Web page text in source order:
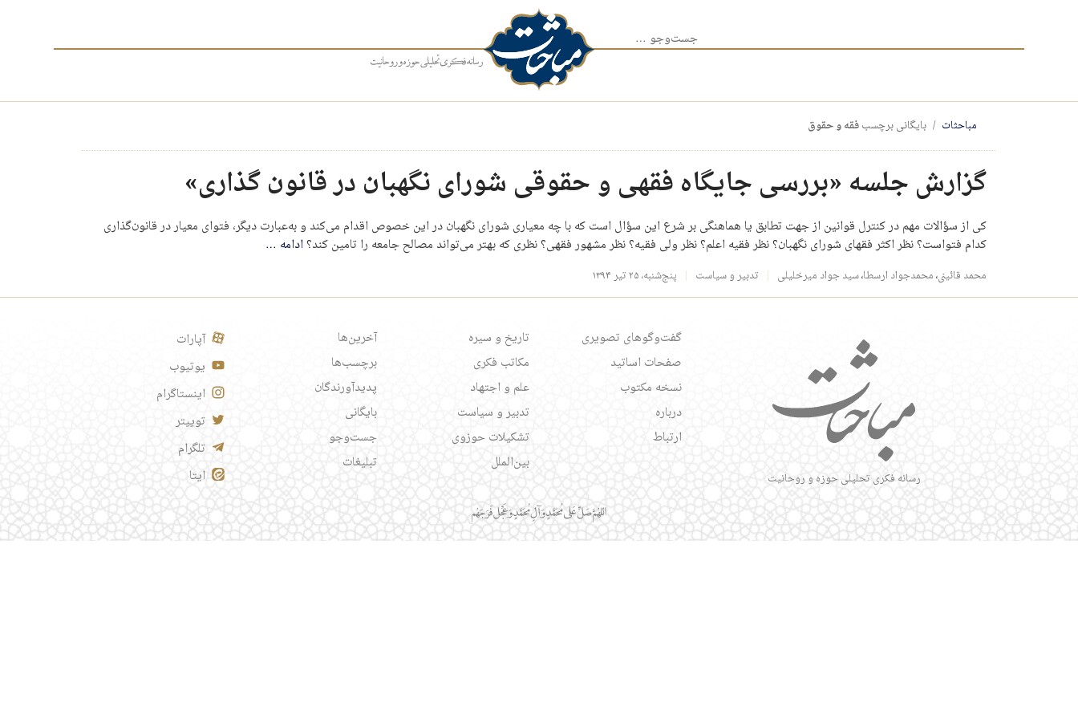
جست‌وجو برای:
مباحثات بایگانی برچسبفقه و حقوق
گزارش جلسه «بررسی جایگاه فقهی و حقوقی شورای نگهبان در قانون گذاری»
کی از سؤالات مهم در کنترل قوانین از جهت تطابق یا هماهنگی بر شرع این سؤال است که با چه معیاری شورای نگهبان در این خصوص اقدام می‌کند و به‌عبارت دیگر، فتوای معیار در قانون‌گذاری
کدام فتواست؟ نظر اکثر فقهای شورای نگهبان؟ نظر فقیه اعلم؟ نظر ولی فقیه؟ نظر مشهور فقهی؟ نظری که بهتر می‌تواند مصالح جامعه را تامین کند؟ادامه …
محمد قائینی،محمدجواد ارسطا،سید جواد میرخلیلی تدبیر و سیاست پنج‌شنبه، ۲۵ تیر ۱۳۹۴
رسانه فکری تحلیلی حوزه و روحانیت
گفت‌وگوهای تصویری
صفحات اساتید
نسخه مکتوب
درباره
ارتباط
تاریخ و سیره
مکاتب فکری
علم و اجتهاد
تدبیر و سیاست
تشکیلات حوزوی
بین‌الملل
آخرین‌ها
برچسب‌ها
پدیدآورندگان
بایگانی
جست‌وجو
تبلیغات
آپارات
یوتیوب
اینستاگرام
توییتر
تلگرام
ایتا